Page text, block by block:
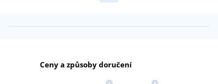
Ceny a způsoby doručení